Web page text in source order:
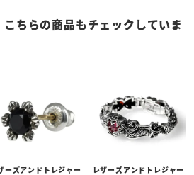
ちらの商品もチェックしていま
ーズアンドトレジャー レザーズアンドトレジャー